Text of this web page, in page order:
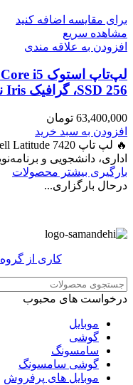
برای مقایسه اضافه کنید
مشاهده سریع
افزودن به علاقه مندی
SSD 256، گرافیک Iris نمایشگر لمسی
63,400,000 تومان
افزودن به سبد خرید
اداری، دانشجویی و
بارگیری بیشتر محصولات
درحال بارگزاری...
کاری از
درخواست های محبوب
موبایل
گوشی
سامسونگ
گوشی سامسونگ
موبایل های پرفروش